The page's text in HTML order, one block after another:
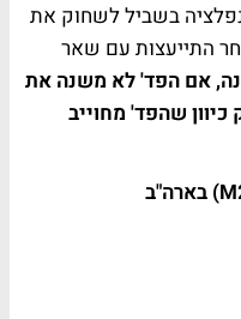
בשביל לשחוק את
התייעצות עם שאר
אם הפד' לא משנה את
שהפד' מחוייב